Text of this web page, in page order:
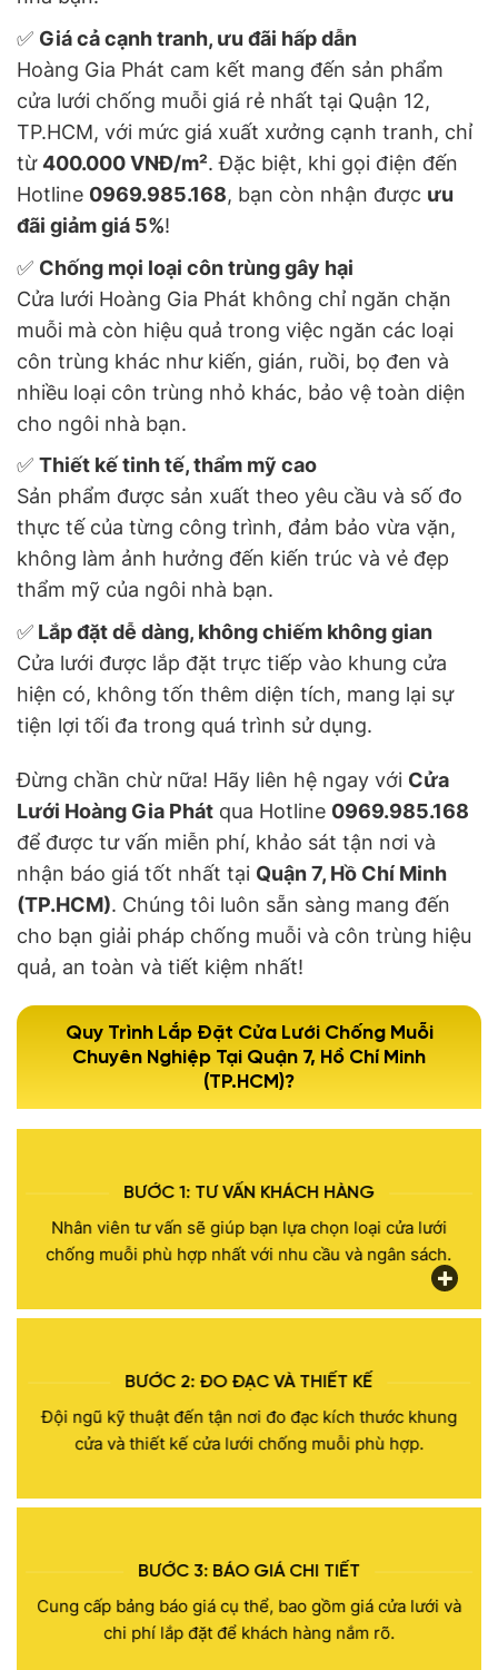
✅ Giá cả cạnh tranh, ưu đãi hấp dẫn
Hoàng Gia Phát cam kết mang đến sản phẩm
cửa lưới chống muỗi giá rẻ nhất tại Quận 12,
TP.HCM, với mức giá xuất xưởng cạnh tranh, chỉ
từ400.000 VNĐ/m². Đặc biệt, khi gọi điện đến
Hotline 0969.985.168, bạn còn nhận được ưu
đãi giảm giá 5%!
✅ Chống mọi loại côn trùng gây hại
Cửa lưới Hoàng Gia Phát không chỉ ngăn chặn
muỗi mà còn hiệu quả trong việc ngăn các loại
côn trùng khác như kiến, gián, ruồi, bọ đen và
nhiều loại côn trùng nhỏ khác, bảo vệ toàn diện
cho ngôi nhà bạn.
✅ Thiết kế tinh tế, thẩm mỹ cao
Sản phẩm được sản xuất theo yêu cầu và số đo
thực tế của từng công trình, đảm bảo vừa vặn,
không làm ảnh hưởng đến kiến trúc và vẻ đẹp
thẩm mỹ của ngôi nhà bạn.
✅ Lắp đặt dễ dàng, không chiếm không gian
Cửa lưới được lắp đặt trực tiếp vào khung cửa
hiện có, không tốn thêm diện tích, mang lại sự
tiện lợi tối đa trong quá trình sử dụng.
Đừng chần chừ nữa! Hãy liên hệ ngay với Cửa
Lưới Hoàng Gia Phát qua Hotline 0969.985.168
để được tư vấn miễn phí, khảo sát tận nơi và
nhận báo giá tốt nhất tại Quận 7, Hồ Chí Minh
(TP.HCM). Chúng tôi luôn sẵn sàng mang đến
cho bạn giải pháp chống muỗi và côn trùng hiệu
quả, an toàn và tiết kiệm nhất!
Quy Trình Lắp Đặt Cửa Lưới Chống Muỗi
Chuyên Nghiệp Tại Quận 7, Hồ Chí Minh
(TP.HCM)?
BƯỚC 1: TƯ VẤN KHÁCH HÀNG
Nhân viên tư vấn sẽ giúp bạn lựa chọn loại cửa lưới
chống muỗi phù hợp nhất với nhu cầu và ngân sách.
BƯỚC 2: ĐO ĐẠC VÀ THIẾT KẾ
Đội ngũ kỹ thuật đến tận nơi đo đạc kích thước khung
cửa và thiết kế cửa lưới chống muỗi phù hợp.
BƯỚC 3: BÁO GIÁ CHI TIẾT
Cung cấp bảng báo giá cụ thể, bao gồm giá cửa lưới và
chi phí lắp đặt để khách hàng nắm rõ.